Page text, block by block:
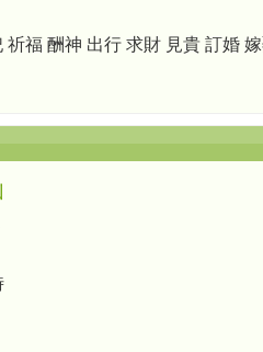
福 酬神 出行 求財 見貴 訂婚